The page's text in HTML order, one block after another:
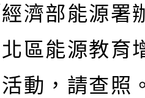
濟部能源署
區能源教育
動，請查照